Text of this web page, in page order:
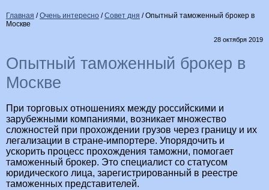
Главная /Очень интересно /Совет дня /Опытный таможенный брокер в
Москве
28 октября 2019
Опытный таможенный брокер в
Москве
При торговых отношениях между российскими и
зарубежными компаниями, возникает множество
сложностей при прохождении грузов через границу и их
легализации в стране-импортере. Упорядочить и
ускорить процесс прохождения таможни, помогает
таможенный брокер. Это специалист со статусом
юридического лица, зарегистрированный в реестре
таможенных представителей.